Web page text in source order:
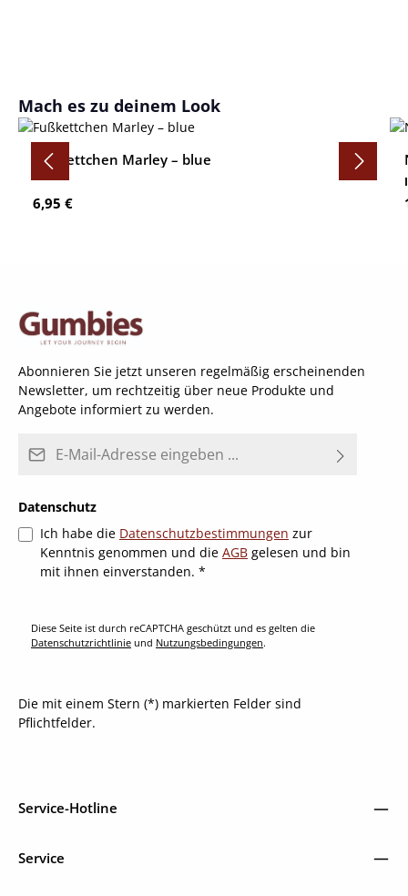
Produktgalerie überspringen
Mach es zu deinem Look
Fußkettchen Marley – blue
Regulärer Preis:
6,95 €
Abonnieren Sie jetzt unseren regelmäßig erscheinenden
Newsletter, um rechtzeitig über neue Produkte und
Angebote informiert zu werden.
Datenschutz
Ich habe die Datenschutzbestimmungen zur
Kenntnis genommen und die AGB gelesen und bin
mit ihnen einverstanden. *
Diese Seite ist durch reCAPTCHA geschützt und es gelten die
Datenschutzrichtlinie und Nutzungsbedingungen.
Die mit einem Stern (*) markierten Felder sind
Pflichtfelder.
Service-Hotline
Service